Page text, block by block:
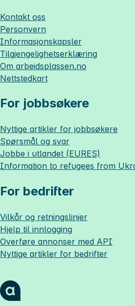
Kontakt oss
Personvern
Informasjonskapsler
Tilgjengelighetserklæring
Om arbeidsplassen.no
Nettstedkart
For jobbsøkere
Nyttige artikler for jobbsøkere
Spørsmål og svar
Jobbe i utlandet (EURES)
Information to refugees from
For bedrifter
Vilkår og retningslinjer
Hjelp til innlogging
Overføre annonser med API
Nyttige artikler for bedrifter